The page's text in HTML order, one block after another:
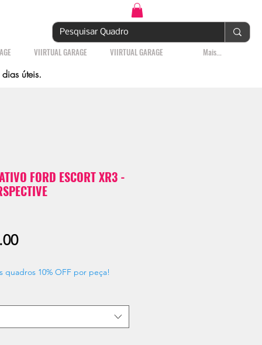
VIIRTUAL GARAGE VIIRTUAL GARAGE Mais...
úteis.
FORD ESCORT XR3 -
Sale
quadros 10% OFF por peça!